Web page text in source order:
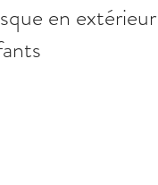
en extérieur